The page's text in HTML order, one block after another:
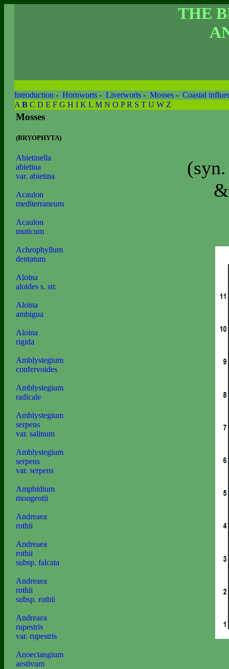
THE
Introduction - Hornworts - Liverworts - Mosses - Coastal
A B C D E F G H I K L M N O P R S T U W Z
Mosses
(BRYOPHYTA)
Abietinella
abietina
var. abietina
Acaulon
mediterraneum
Acaulon
muticum
Achrophyllum
dentatum
Aloina
aloides s. str.
Aloina
ambigua
Aloina
rigida
Amblystegium
confervoides
Amblystegium
radicale
Amblystegium
serpens
var. salinum
Amblystegium
serpens
var. serpens
Amphidium
mougeotii
Andreaea
rothii
Andreaea
rothii
subsp. falcata
Andreaea
rothii
subsp. rothii
Andreaea
rupestris
var. rupestris
Anoectangium
aestivum